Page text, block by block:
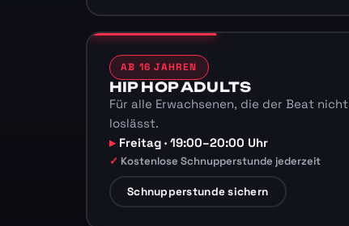
AB 16 JAHREN
HIP HOP ADULTS
Für alle Erwachsenen, die der Beat nicht
loslässt.
Freitag · 19:00–20:00 Uhr
Kostenlose Schnupperstunde jederzeit
Schnupperstunde sichern